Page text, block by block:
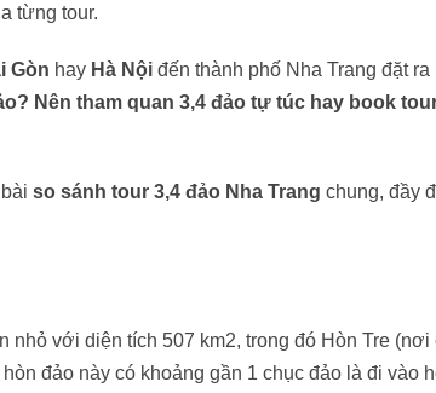
từng tour.
Gòn hay Hà Nội đến thành phố Nha Trang đặt ra
Nên tham quan 3,4 đảo tự túc hay book
so sánh tour 3,4 đảo Nha Trang chung, đầy
nhỏ với diện tích 507 km2, trong đó Hòn Tre (nơi
đảo này có khoảng gần 1 chục đảo là đi vào